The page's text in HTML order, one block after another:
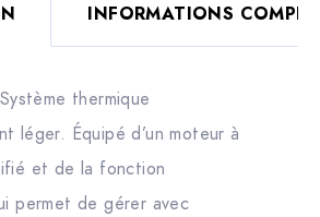
INFORMATIONS
thermique
léger. Équipé d’un moteur à
et de la fonction
permet de gérer avec